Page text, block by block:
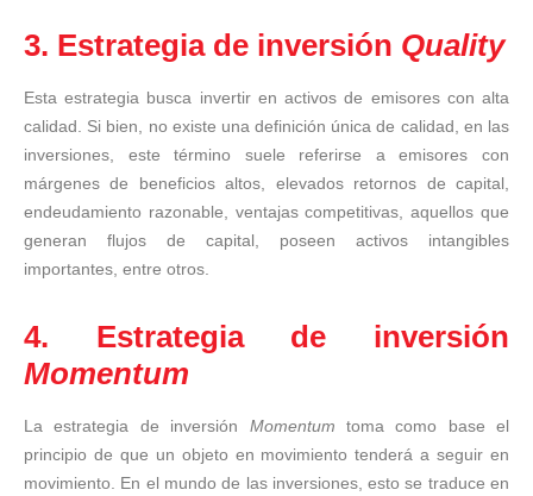
3. Estrategia de inversión Quality
Esta estrategia busca invertir en activos de emisores con alta
calidad. Si bien, no existe una definición única de calidad, en las
inversiones, este término suele referirse a emisores con
márgenes de beneficios altos, elevados retornos de capital,
endeudamiento razonable, ventajas competitivas, aquellos que
generan flujos de capital, poseen activos intangibles
importantes, entre otros.
4. Estrategia de inversión
Momentum
La estrategia de inversión Momentum toma como base el
principio de que un objeto en movimiento tenderá a seguir en
movimiento. En el mundo de las inversiones, esto se traduce en